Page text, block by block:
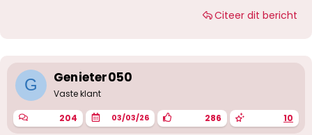
n
g
n
:
Citeer dit bericht
G Genieter050
Vaste klant
204 03/03/26 286 10